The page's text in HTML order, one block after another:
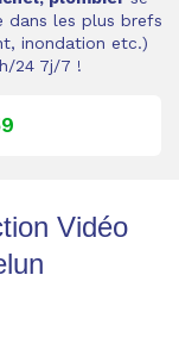
dans les plus brefs
inondation etc.)
24 7j/7 !
Vidéo